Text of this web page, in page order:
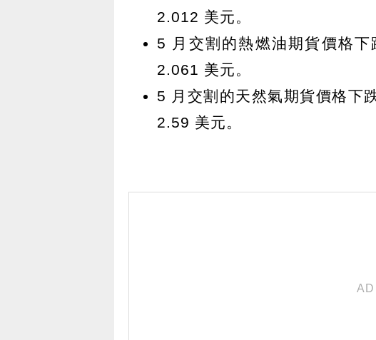
2.012 美元。
5 月交割的熱燃油期貨價格
2.061 美元。
5 月交割的天然氣期貨價格下
2.59 美元。